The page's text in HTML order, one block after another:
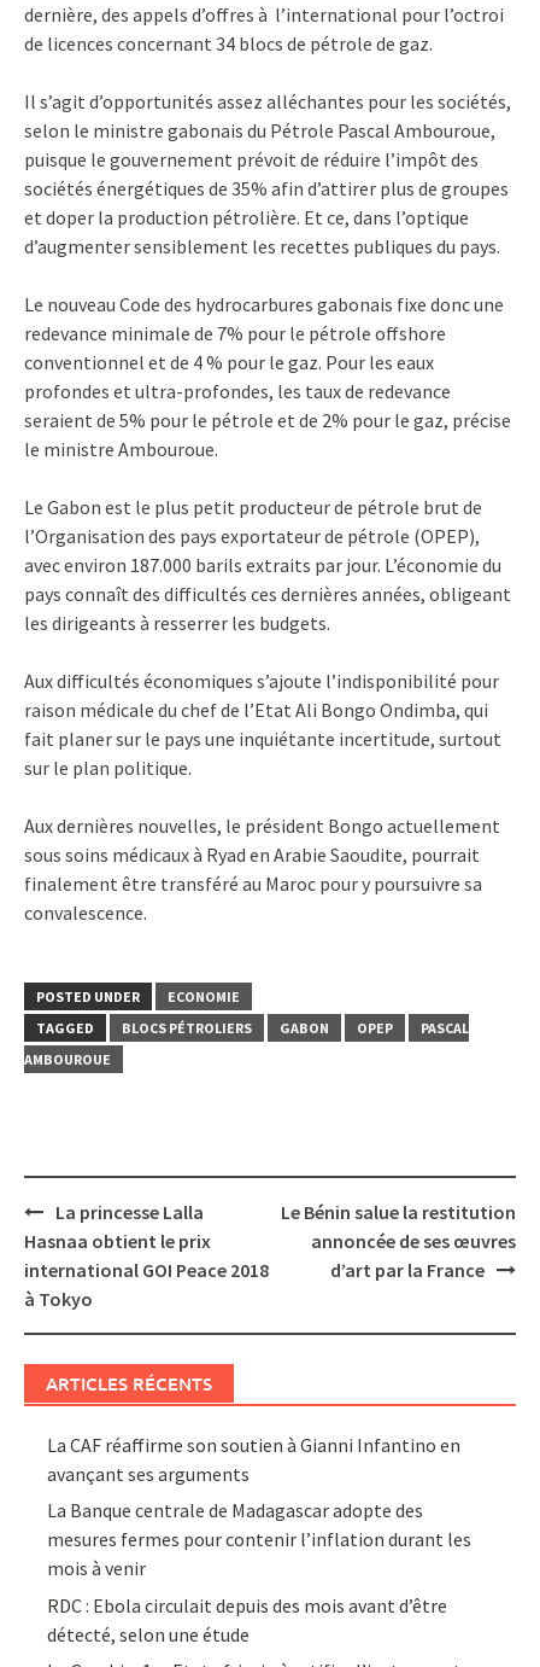
dernière, des appels d’offres à l’international pour l’octroi
de licences concernant 34 blocs de pétrole de gaz.
Il s’agit d’opportunités assez alléchantes pour les sociétés,
selon le ministre gabonais du Pétrole Pascal Ambouroue,
puisque le gouvernement prévoit de réduire l’impôt des
sociétés énergétiques de 35% afin d’attirer plus de groupes
et doper la production pétrolière. Et ce, dans l’optique
d’augmenter sensiblement les recettes publiques du pays.
Le nouveau Code des hydrocarbures gabonais fixe donc une
redevance minimale de 7% pour le pétrole offshore
conventionnel et de 4 % pour le gaz. Pour les eaux
profondes et ultra-profondes, les taux de redevance
seraient de 5% pour le pétrole et de 2% pour le gaz, précise
le ministre Ambouroue.
Le Gabon est le plus petit producteur de pétrole brut de
l’Organisation des pays exportateur de pétrole (OPEP),
avec environ 187.000 barils extraits par jour. L’économie du
pays connaît des difficultés ces dernières années, obligeant
les dirigeants à resserrer les budgets.
Aux difficultés économiques s’ajoute l’indisponibilité pour
raison médicale du chef de l’Etat Ali Bongo Ondimba, qui
fait planer sur le pays une inquiétante incertitude, surtout
sur le plan politique.
Aux dernières nouvelles, le président Bongo actuellement
sous soins médicaux à Ryad en Arabie Saoudite, pourrait
finalement être transféré au Maroc pour y poursuivre sa
convalescence.
POSTED UNDER
ECONOMIE
TAGGED
BLOCS PÉTROLIERS GABON OPEP
PASCAL
AMBOUROUE
Post
navigation
La princesse Lalla
Hasnaa obtient le prix
international GOI Peace 2018
à Tokyo
Le Bénin salue la restitution
annoncée de ses œuvres
d’art par la France
ARTICLES RÉCENTS
La CAF réaffirme son soutien à Gianni Infantino en
avançant ses arguments
La Banque centrale de Madagascar adopte des
mesures fermes pour contenir l’inflation durant les
mois à venir
RDC : Ebola circulait depuis des mois avant d’être
détecté, selon une étude